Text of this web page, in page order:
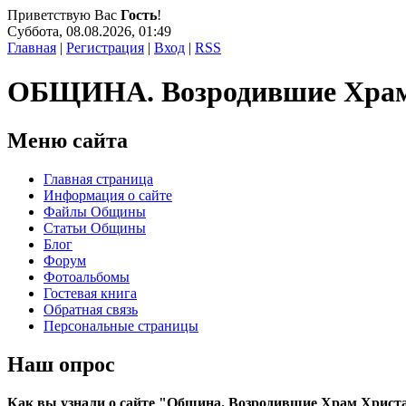
Приветствую Вас Гость!
Суббота, 08.08.2026, 01:49
Главная | Регистрация | Вход | RSS
ОБЩИНА. Возродившие
Меню сайта
Главная страница
Информация о сайте
Файлы Общины
Статьи Общины
Блог
Форум
Фотоальбомы
Гостевая книга
Обратная связь
Персональные страницы
Наш опрос
Как вы узнали о сайте "Община. Возродившие Храм